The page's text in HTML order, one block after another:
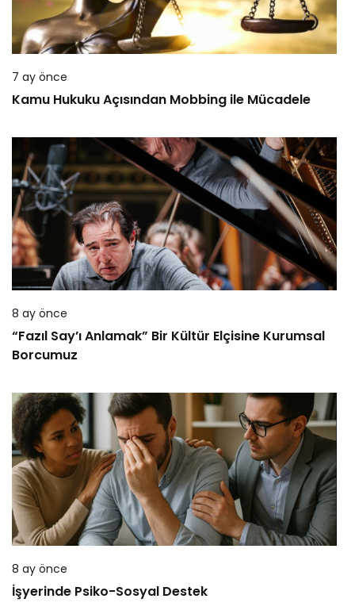
7 ay önce
Kamu Hukuku Açısından Mobbing ile Mücadele
8 ay önce
“Fazıl Say’ı Anlamak” Bir Kültür Elçisine Kurumsal
Borcumuz
8 ay önce
İşyerinde Psiko-Sosyal Destek